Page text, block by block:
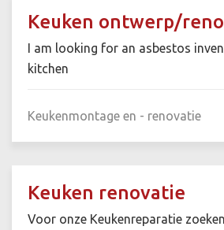
Keuken ontwerp/
I am looking for an asbestos
kitchen
Keukenmontage en - renovatie
Keuken renovatie
Voor onze Keukenreparatie